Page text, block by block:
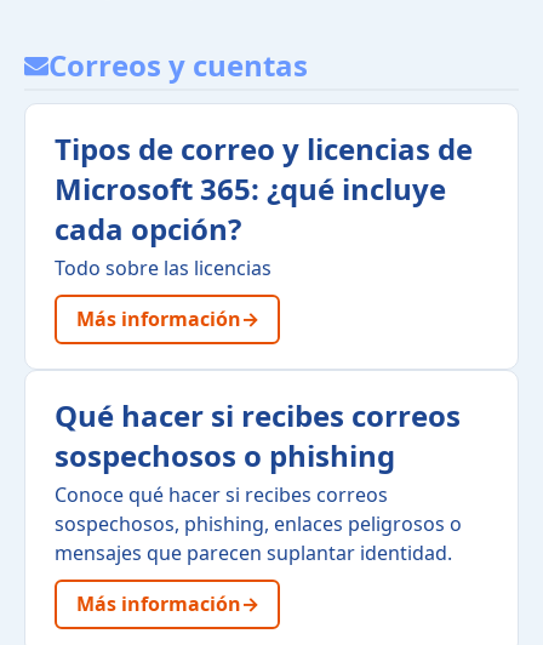
Correos y cuentas
Tipos de correo y licencias de
Microsoft 365: ¿qué incluye
cada opción?
Todo sobre las licencias
Más información→
Qué hacer si recibes correos
sospechosos o phishing
Conoce qué hacer si recibes correos
sospechosos, phishing, enlaces peligrosos o
mensajes que parecen suplantar identidad.
Más información→